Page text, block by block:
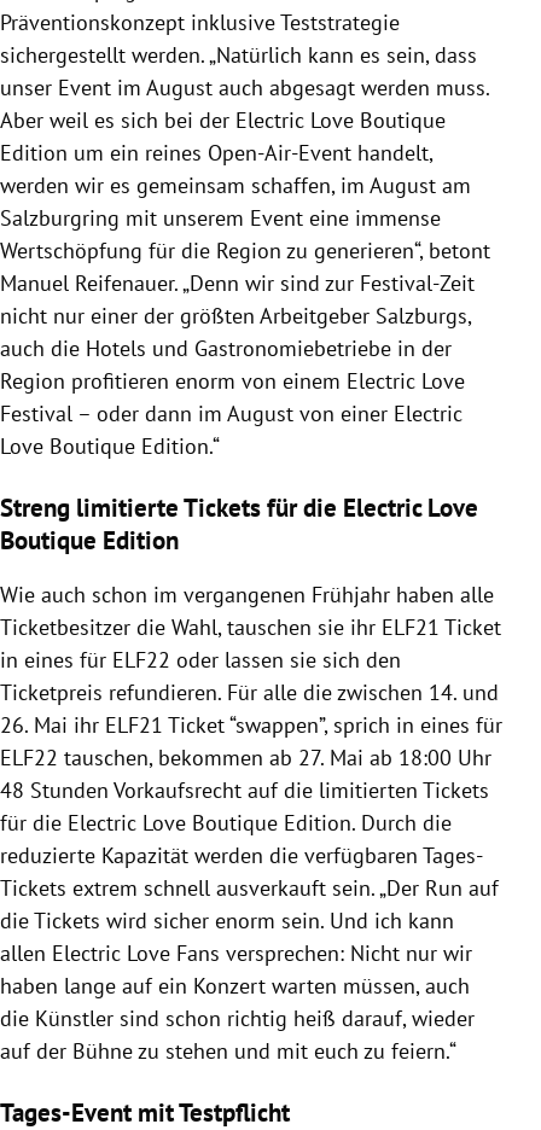
Präventionskonzept inklusive Teststrategie
sichergestellt werden. „Natürlich kann es sein, dass
unser Event im August auch abgesagt werden muss.
Aber weil es sich bei der Electric Love Boutique
Edition um ein reines Open-Air-Event handelt,
werden wir es gemeinsam schaffen, im August am
Salzburgring mit unserem Event eine immense
Wertschöpfung für die Region zu generieren“, betont
Manuel Reifenauer. „Denn wir sind zur Festival-Zeit
nicht nur einer der größten Arbeitgeber Salzburgs,
auch die Hotels und Gastronomiebetriebe in der
Region profitieren enorm von einem Electric Love
Festival – oder dann im August von einer Electric
Love Boutique Edition.“
Streng limitierte Tickets für die Electric Love
Boutique Edition
Wie auch schon im vergangenen Frühjahr haben alle
Ticketbesitzer die Wahl, tauschen sie ihr ELF21 Ticket
in eines für ELF22 oder lassen sie sich den
Ticketpreis refundieren. Für alle die zwischen 14. und
26. Mai ihr ELF21 Ticket “swappen”, sprich in eines für
ELF22 tauschen, bekommen ab 27. Mai ab 18:00 Uhr
48 Stunden Vorkaufsrecht auf die limitierten Tickets
für die Electric Love Boutique Edition. Durch die
reduzierte Kapazität werden die verfügbaren Tages-
Tickets extrem schnell ausverkauft sein. „Der Run auf
die Tickets wird sicher enorm sein. Und ich kann
allen Electric Love Fans versprechen: Nicht nur wir
haben lange auf ein Konzert warten müssen, auch
die Künstler sind schon richtig heiß darauf, wieder
auf der Bühne zu stehen und mit euch zu feiern.“
Tages-Event mit Testpflicht